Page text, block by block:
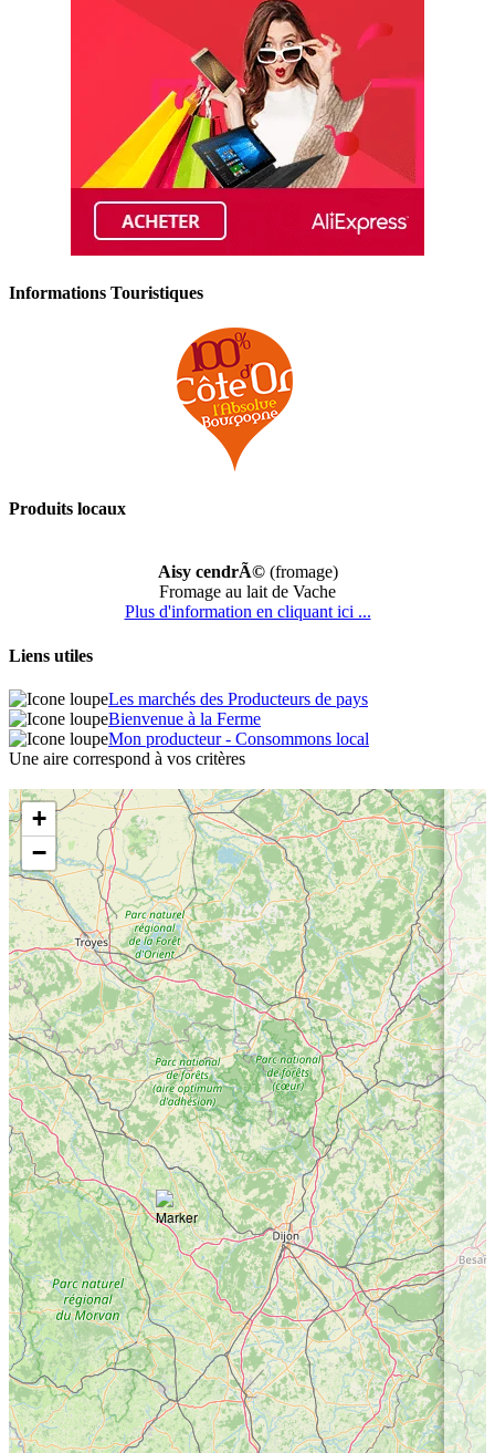
Informations Touristiques
Produits locaux
Aisy cendrÃ©(fromage)
Fromage au lait de Vache
Plus d'information en cliquant ici ...
Liens utiles
Les marchés des Producteurs de pays
Bienvenue à la Ferme
Mon producteur - Consommons local
Une aire correspond à vos critères
+
−